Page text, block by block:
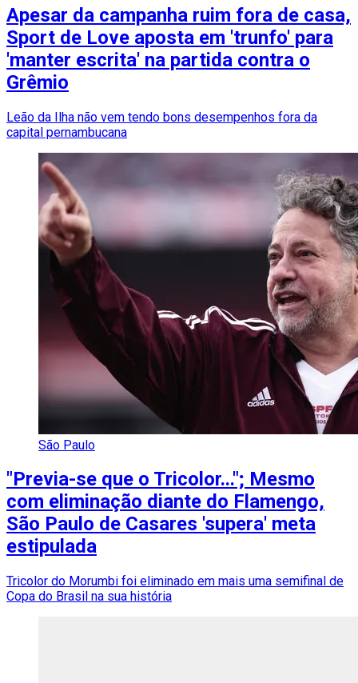
Apesar da campanha ruim fora de casa,
Sport de Love aposta em 'trunfo' para
'manter escrita' na partida contra o
Grêmio
Leão da Ilha não vem tendo bons desempenhos fora da
capital pernambucana
São Paulo
"Previa-se que o Tricolor..."; Mesmo
com eliminação diante do Flamengo,
São Paulo de Casares 'supera' meta
estipulada
Tricolor do Morumbi foi eliminado em mais uma semifinal de
Copa do Brasil na sua história